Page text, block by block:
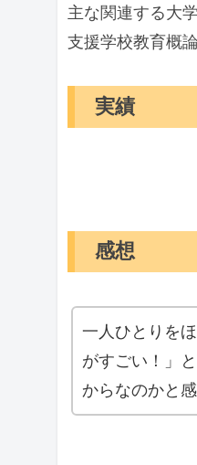
主な関連する大
支援学校教育概
実績
感想
一人ひとりを
がすごい！」
からなのかと